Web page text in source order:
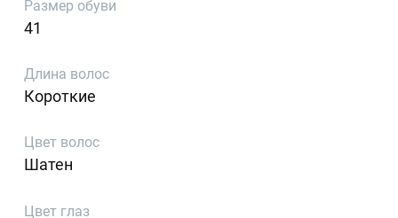
Размер обуви
41
Длина волос
Короткие
Цвет волос
Шатен
Цвет глаз